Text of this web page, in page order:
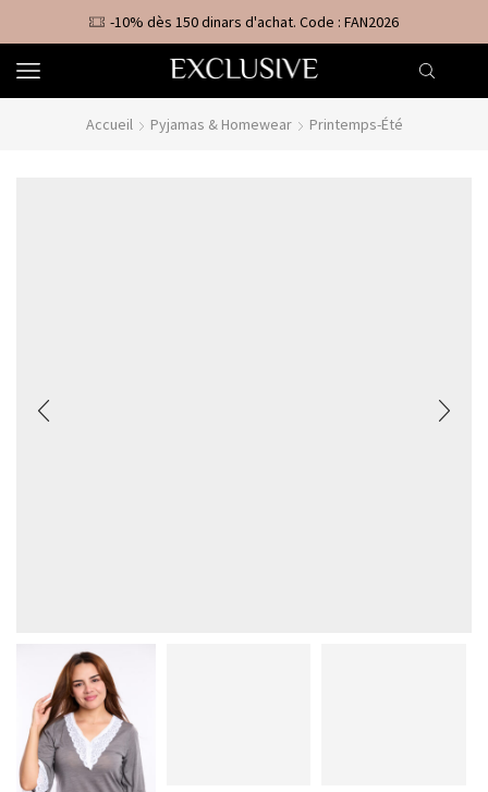
-10% dès 150 dinars d'achat. Code : FAN2026
Accueil Pyjamas & Homewear Printemps-Été